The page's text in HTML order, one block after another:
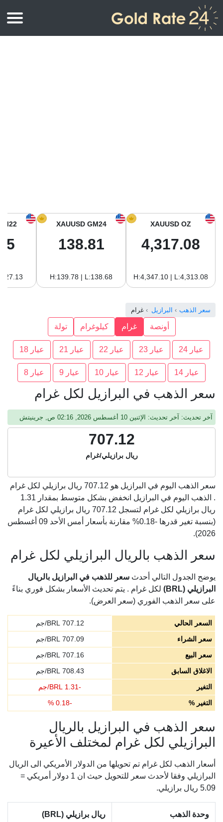
أسعار الذهب في أمريكا الجنوبية
XAUUSD OZ
4,317.08
H:4,347.10 | L:4,313.08
XAUUSD GM24
138.81
H:139.78 | L:138.68
سعر الذهب البرازيل غرام
أونصة غرام كيلوغرام تولة
عيار 24 عيار 23 عيار 22 عيار 21 عيار 18
عيار 14 عيار 12 عيار 10 عيار 9 عيار 8
سعر الذهب في البرازيل لكل غرام
آخر تحديث: آخر تحديث: الإثنين 10 أغسطس 2026, 02:16 ص, جرينيتش
707.12
ريال برازيلي/غرام
سعر الذهب اليوم في البرازيل هو 707.12 ريال برازيلي لكل غرام
. الذهب اليوم في البرازيل انخفض بشكل متوسط بمقدار 1.31
ريال برازيلي لكل غرام لتسجل 707.12 ريال برازيلي لكل غرام
(بنسبة تغير قدرها -0.18% مقارنة بأسعار أمس الأحد 09 أغسطس
2026).
سعر الذهب بالريال البرازيلي لكل غرام
يوضح الجدول التالي أحدث سعر للذهب في البرازيل بالريال
البرازيلي (BRL)
لكل غرام . يتم تحديث الأسعار بشكل فوري بناءً
على سعر الذهب الفوري (سعر العرض).
السعر الحالي 707.12
سعر الشراء
707.09
سعر البيع
707.16
الاغلاق السابق
708.43
التغير
-
1.31
التغير %
-
0.18
%
سعر الذهب في البرازيل بالريال
البرازيلي لكل غرام لمختلف الأعيرة
أسعار الذهب لكل غرام تم تحويلها من الدولار الأمريكي الى الريال
البرازيلي وفقا لأحدث سعر للتحويل حيث ان 1 دولار أمريكي =
5.09 ريال برازيلي.
وحدة الذهب ريال برازيلي (BRL)